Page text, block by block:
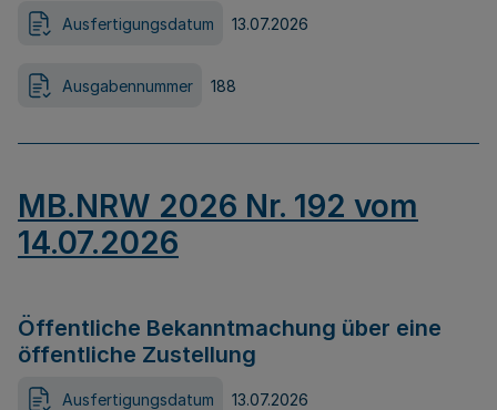
Ausfertigungsdatum 13.07.2026
Ausgabennummer 188
MB.NRW 2026 Nr. 192 vom
14.07.2026
Öffentliche Bekanntmachung über eine
öffentliche Zustellung
Ausfertigungsdatum 13.07.2026